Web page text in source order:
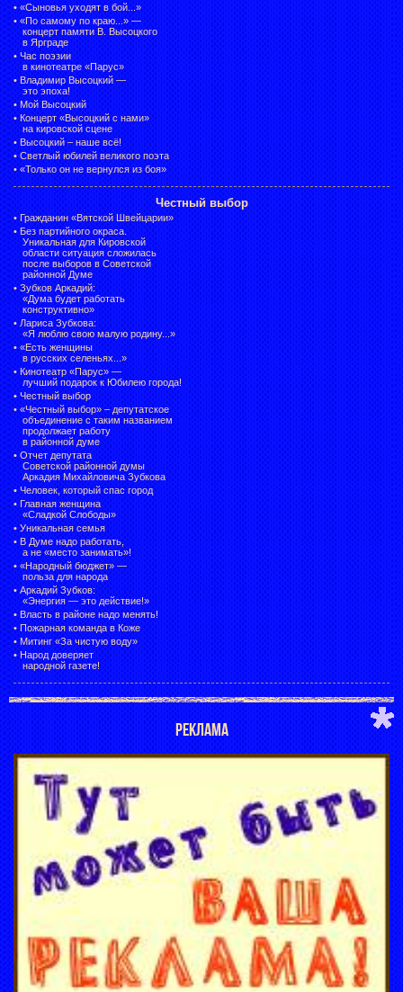
• «Сыновья уходят в бой...»
• «По самому по краю...» —
концерт памяти В. Высоцкого
в Ярграде
• Час поэзии
в кинотеатре «Парус»
• Владимир Высоцкий —
это эпоха!
• Мой Высоцкий
• Концерт «Высоцкий с нами»
на кировской сцене
• Высоцкий – наше всё!
• Светлый юбилей великого поэта
• «Только он не вернулся из боя»
Честный выбор
• Гражданин «Вятской Швейцарии»
• Без партийного окраса.
Уникальная для Кировской
области ситуация сложилась
после выборов в Советской
районной Думе
• Зубков Аркадий:
«Дума будет работать
конструктивно»
• Лариса Зубкова:
«Я люблю свою малую родину...»
• «Есть женщины
в русских селеньях...»
• Кинотеатр «Парус» —
лучший подарок к Юбилею города!
• Честный выбор
• «Честный выбор» – депутатское
объединение с таким названием
продолжает работу
в районной думе
• Отчет депутата
Советской районной думы
Аркадия Михайловича Зубкова
• Человек, который спас город
• Главная женщина
«Сладкой Слободы»
• Уникальная семья
• В Думе надо работать,
а не «место занимать»!
• «Народный бюджет» —
польза для народа
• Аркадий Зубков:
«Энергия — это действие!»
• Власть в районе надо менять!
• Пожарная команда в Коже
• Митинг «За чистую воду»
• Народ доверяет
народной газете!
РЕКЛАМА